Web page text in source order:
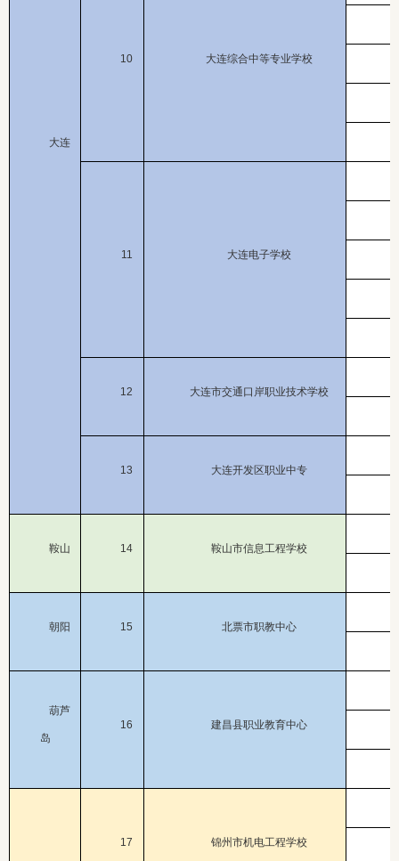
大连
10 大连综合中等专业学校
11 大连电子学校
12 大连市交通口岸职业技术学校
13 大连开发区职业中专
鞍山 14 鞍山市信息工程学校
朝阳 15 北票市职教中心
葫芦
岛
16 建昌县职业教育中心
17 锦州市机电工程学校